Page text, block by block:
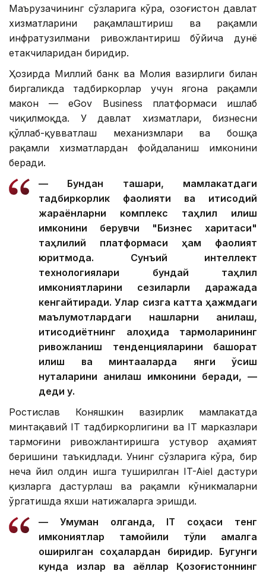
Маърузачининг сўзларига кўра, Қозоғистон давлат
хизматларини рақамлаштириш ва рақамли
инфратузилмани ривожлантириш бўйича дунё
етакчиларидан биридир.
Ҳозирда Миллий банк ва Молия вазирлиги билан
биргаликда тадбиркорлар учун ягона рақамли
макон — eGov Business платформаси ишлаб
чиқилмоқда. У давлат хизматлари, бизнесни
қўллаб-қувватлаш механизмлари ва бошқа
рақамли хизматлардан фойдаланиш имконини
беради.
— Бундан ташқари, мамлакатдаги
тадбиркорлик фаолияти ва иқтисодий
жараёнларни комплекс таҳлил қилиш
имконини берувчи "Бизнес харитаси"
таҳлилий платформаси ҳам фаолият
юритмоқда. Сунъий интеллект
технологиялари бундай таҳлил
имкониятларини сезиларли даражада
кенгайтиради. Улар сизга катта ҳажмдаги
маълумотлардаги нақшларни аниқлаш,
иқтисодиётнинг алоҳида тармоқларининг
ривожланиш тенденцияларини башорат
қилиш ва минтақаларда янги ўсиш
нуқталарини аниқлаш имконини беради, —
деди у.
Ростислав Коняшкин вазирлик мамлакатда
минтақавий IТ тадбиркорлигини ва IТ марказлари
тармоғини ривожлантиришга устувор аҳамият
беришини таъкидлади. Унинг сўзларига кўра, бир
неча йил олдин ишга туширилган IT-Aiel дастури
қизларга дастурлаш ва рақамли кўникмаларни
ўргатишда яхши натижаларга эришди.
— Умуман олганда, IТ соҳаси тенг
имкониятлар тамойили тўлиқ амалга
оширилган соҳалардан биридир. Бугунги
кунда қизлар ва аёллар Қозоғистоннинг